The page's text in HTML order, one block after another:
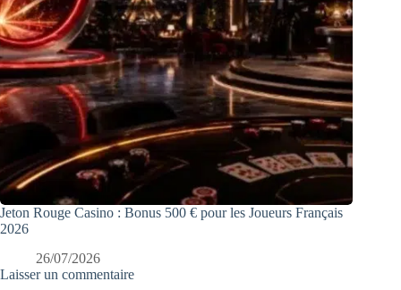
Jeton Rouge Casino : Bonus 500 € pour les Joueurs Français
2026
26/07/2026
Laisser un commentaire